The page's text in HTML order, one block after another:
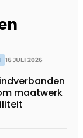
16 JULI 2026
maatwerk